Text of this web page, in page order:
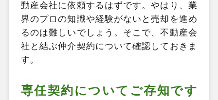
動産会社に依頼するはずです。やはり、業
界のプロの知識や経験がないと売却を進め
るのは難しいでしょう。そこで、不動産会
社と結ぶ仲介契約について確認しておきま
す。
専任契約についてご存知です